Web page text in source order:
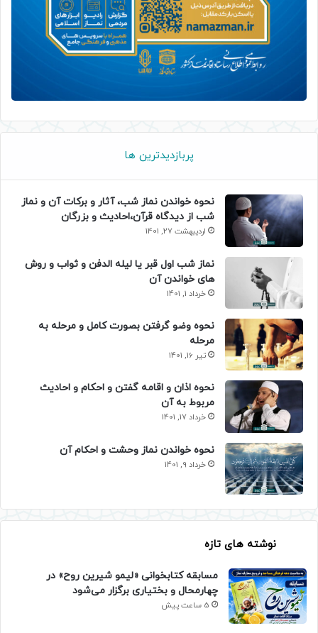
پربازدیدترین ها
نحوه خواندن نماز شب، آثار و برکات آن و نماز
شب از دیدگاه قرآن،احادیث و بزرگان
اردیبهشت 27, 1401
نماز شب اول قبر یا لیله الدفن و ثواب و روش
های خواندن آن
خرداد 1, 1401
نحوه وضو گرفتن بصورت کامل و مرحله به
مرحله
تیر 16, 1401
نحوه اذان و اقامه گفتن و احکام و احادیث
مربوط به آن
خرداد 17, 1401
نحوه خواندن نماز وحشت و احکام آن
خرداد 9, 1401
نوشته های تازه
مسابقه کتابخوانی «لیمو شیرین روح» در
چهارمحال و بختیاری برگزار می‌شود
5 ساعت پیش